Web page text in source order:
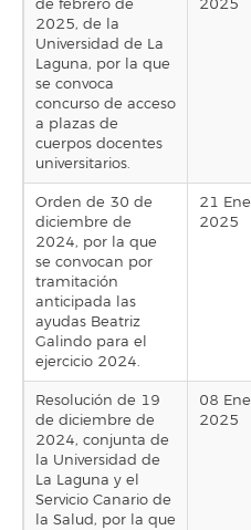
de febrero de
2025, de la
Universidad de La
Laguna, por la que
se convoca
concurso de acceso
a plazas de
cuerpos docentes
universitarios.
2025
Orden de 30 de
diciembre de
2024, por la que
se convocan por
tramitación
anticipada las
ayudas Beatriz
Galindo para el
ejercicio 2024.
21 Ene
2025
Resolución de 19
de diciembre de
2024, conjunta de
la Universidad de
La Laguna y el
Servicio Canario de
la Salud, por la que
08 Ene
2025